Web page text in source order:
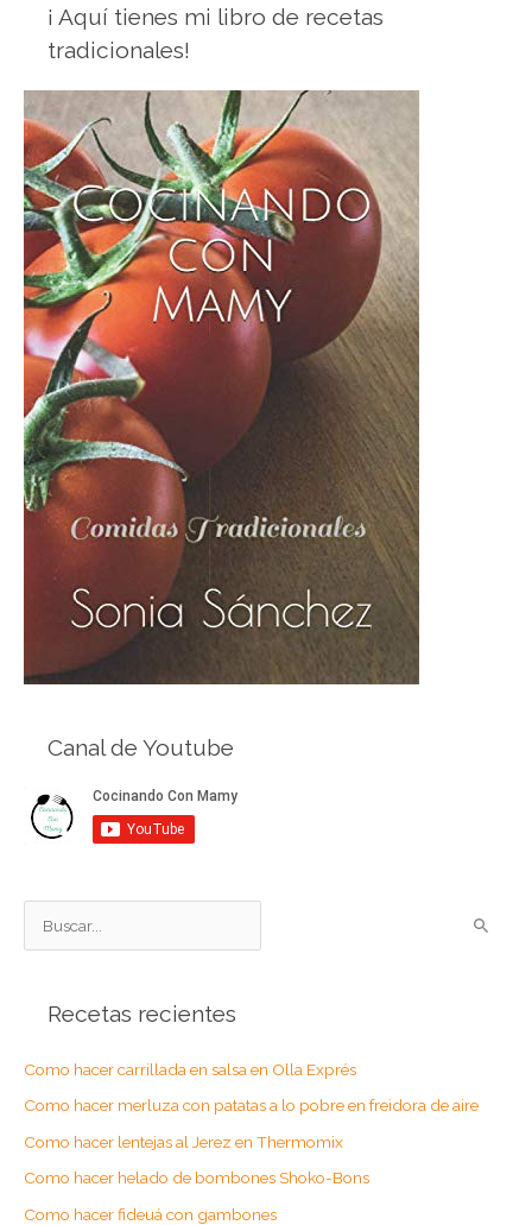
¡ Aquí tienes mi libro de recetas
tradicionales!
Canal de Youtube
u
r
p
o
r
Recetas recientes
Como hacer carrillada en salsa en Olla Exprés
Como hacer merluza con patatas a lo pobre en freidora de aire
Como hacer lentejas al Jerez en Thermomix
Como hacer helado de bombones Shoko-Bons
Como hacer fideuá con gambones